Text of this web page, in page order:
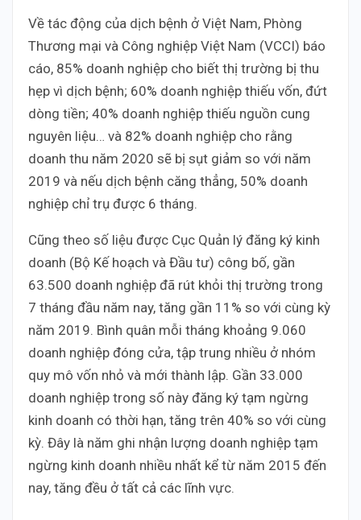
Về tác động của dịch bệnh ở Việt Nam, Phòng
Thương mại và Công nghiệp Việt Nam (VCCI) báo
cáo, 85% doanh nghiệp cho biết thị trường bị thu
hẹp vì dịch bệnh; 60% doanh nghiệp thiếu vốn, đứt
dòng tiền; 40% doanh nghiệp thiếu nguồn cung
nguyên liệu… và 82% doanh nghiệp cho rằng
doanh thu năm 2020 sẽ bị sụt giảm so với năm
2019 và nếu dịch bệnh căng thẳng, 50% doanh
nghiệp chỉ trụ được 6 tháng.
Cũng theo số liệu được Cục Quản lý đăng ký kinh
doanh (Bộ Kế hoạch và Đầu tư) công bố, gần
63.500 doanh nghiệp đã rút khỏi thị trường trong
7 tháng đầu năm nay, tăng gần 11% so với cùng kỳ
năm 2019. Bình quân mỗi tháng khoảng 9.060
doanh nghiệp đóng cửa, tập trung nhiều ở nhóm
quy mô vốn nhỏ và mới thành lập. Gần 33.000
doanh nghiệp trong số này đăng ký tạm ngừng
kinh doanh có thời hạn, tăng trên 40% so với cùng
kỳ. Đây là năm ghi nhận lượng doanh nghiệp tạm
ngừng kinh doanh nhiều nhất kể từ năm 2015 đến
nay, tăng đều ở tất cả các lĩnh vực.